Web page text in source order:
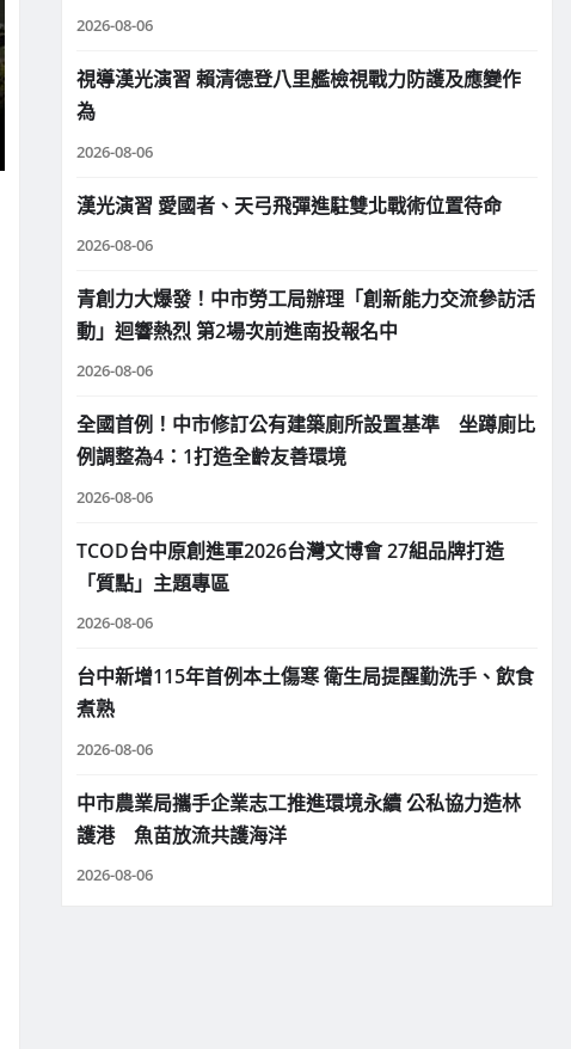
2026-08-06
視導漢光演習 賴清德登八里艦檢視戰力防護及應變作
為
2026-08-06
漢光演習 愛國者、天弓飛彈進駐雙北戰術位置待命
2026-08-06
青創力大爆發！中市勞工局辦理「創新能力交流參訪活
動」迴響熱烈 第2場次前進南投報名中
2026-08-06
全國首例！中市修訂公有建築廁所設置基準 坐蹲廁比
例調整為4：1打造全齡友善環境
2026-08-06
TCOD台中原創進軍2026台灣文博會 27組品牌打造
「質點」主題專區
2026-08-06
台中新增115年首例本土傷寒 衛生局提醒勤洗手、飲食
煮熟
2026-08-06
中市農業局攜手企業志工推進環境永續 公私協力造林
護港 魚苗放流共護海洋
2026-08-06